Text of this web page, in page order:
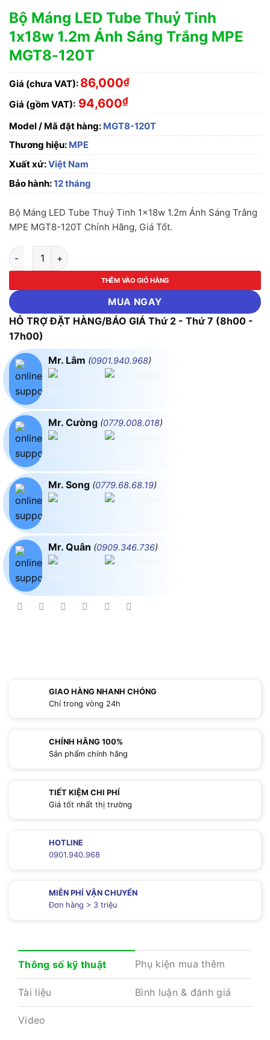
Bộ Máng LED Tube Thuỷ Tinh
1x18w 1.2m Ánh Sáng Trắng MPE
MGT8-120T
Giá (chưa VAT): 86,000₫
Giá (gồm VAT): 94,600₫
Model / Mã đặt hàng: MGT8-120T
Thương hiệu: MPE
Xuất xứ:Việt Nam
Bảo hành:12 tháng
Bộ Máng LED Tube Thuỷ Tinh 1x18w 1.2m Ánh Sáng Trắng
MPE MGT8-120T Chính Hãng, Giá Tốt.
Bộ Máng LED Tube Thuỷ Tinh 1x18w 1.2m Ánh Sáng Trắng
THÊM VÀO GIỎ HÀNG
MUA NGAY
HỖ TRỢ ĐẶT HÀNG/BÁO GIÁ Thứ 2 - Thứ 7 (8h00 -
17h00)
Mr. Lâm (0901.940.968)
Mr. Cường (0779.008.018)
Mr. Song (0779.68.68.19)
Mr. Quân (0909.346.736)
GIAO HÀNG NHANH CHÓNG
Chỉ trong vòng 24h
CHÍNH HÃNG 100%
Sản phẩm chính hãng
TIẾT KIỆM CHI PHÍ
Giá tốt nhất thị trường
HOTLINE
0901.940.968
MIỄN PHÍ VẬN CHUYỂN
Đơn hàng > 3 triệu
Thông số kỹ thuật Phụ kiện mua thêm
Tài liệu Bình luận & đánh giá
Video